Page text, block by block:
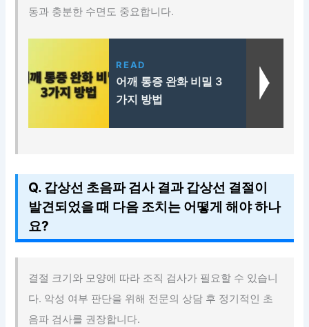
동과 충분한 수면도 중요합니다.
READ
어깨 통증 완화 비밀 3
가지 방법
Q. 갑상선 초음파 검사 결과 갑상선 결절이
발견되었을 때 다음 조치는 어떻게 해야 하나
요?
결절 크기와 모양에 따라 조직 검사가 필요할 수 있습니
다. 악성 여부 판단을 위해 전문의 상담 후 정기적인 초
음파 검사를 권장합니다.